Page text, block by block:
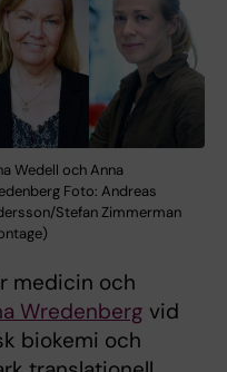
Wedell och Anna
Foto: Andreas
Stefan Zimmerman
medicin och
Wredenberg vid
biokemi och